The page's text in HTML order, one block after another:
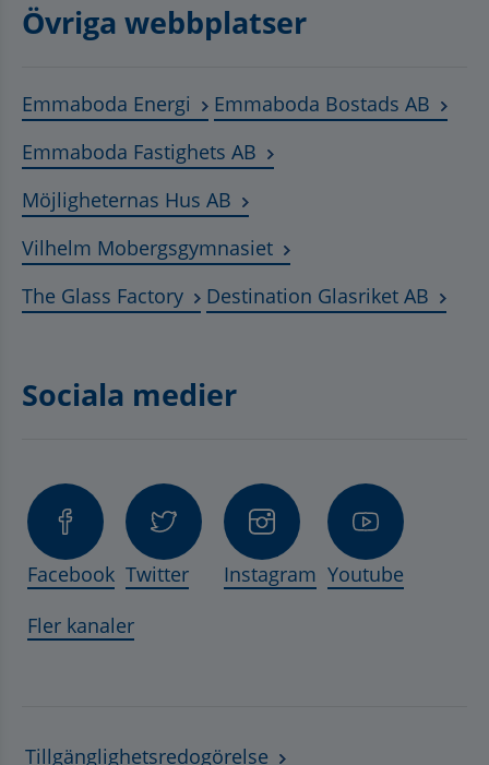
Övriga webbplatser
Emmaboda Energi Länk till annan webbplats,
Emmaboda Bostads AB
Emmaboda Fastighets AB Länk till annan
Möjligheternas Hus AB Länk till annan webbplats,
Vilhelm MobergsgymnasietLänk till annan
The Glass FactoryLänk till annan webbplats,
Destination Glasriket AB
Sociala medier
Facebook Twitter Instagram Youtube
Fler kanaler
Tillgänglighetsredogörelse